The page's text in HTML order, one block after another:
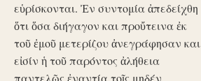
εὑρίσκονται. Ἐν συντομία ἀπεδείχθη
ὅτι ὅσα διήγαγον και προὔτεινα ἐκ
τοῦ ἐμοῦ μετερίζου ἀνεγράφησαν και
εἰσίν ἡ τοῦ παρόντος ἀλήθεια
παντελῶς ἐναντία τοῖς μηδέν